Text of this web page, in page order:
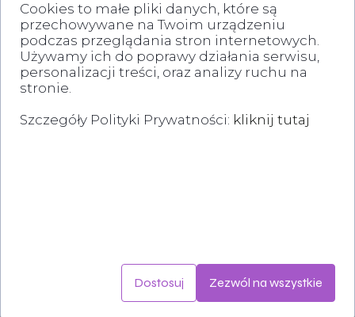
eventy dla klientów VIP
prezentacje flotowe
W takich sytuacjach system AV musi oferować:
wyższą moc nagłośnienia
dynamiczne oświetlenie
❌ brak strefowania dźwięku
Cookies to małe pliki danych, które są
przechowywane na Twoim urządzeniu
podczas przeglądania stron internetowych.
Używamy ich do poprawy działania serwisu,
personalizacji treści, oraz analizy ruchu na
stronie.
Szczegóły Polityki Prywatności: kliknij tutaj
Dostosuj Zezwól na wszystkie